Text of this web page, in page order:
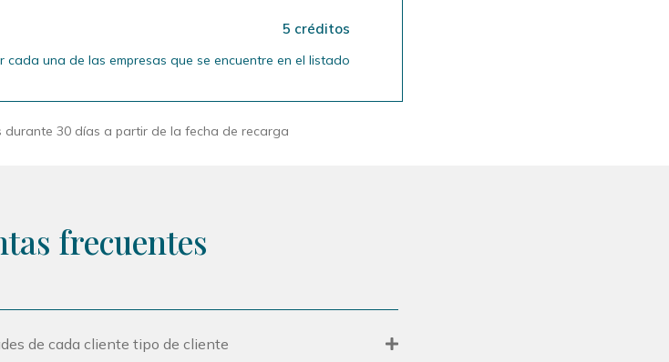
5 créditos
cada una de las empresas que se encuentre en el listado
durante 30 días a partir de la fecha de recarga
frecuentes
de cada cliente tipo de cliente